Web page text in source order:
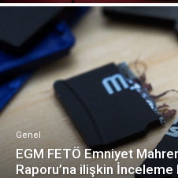
Genel
EGM FETÖ Emniyet
Raporu’na ilişkin İnceleme